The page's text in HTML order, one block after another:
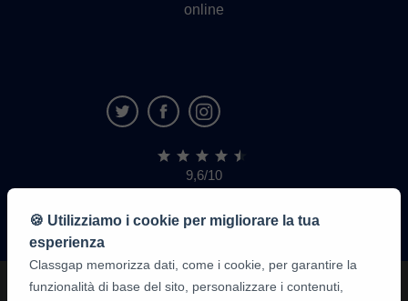
online
9,6/10
1.339.284
recensioni
di
alunni
🍪 Utilizziamo i cookie per migliorare la tua
esperienza
Classgap memorizza dati, come i cookie, per garantire la
funzionalità di base del sito, personalizzare i contenuti,